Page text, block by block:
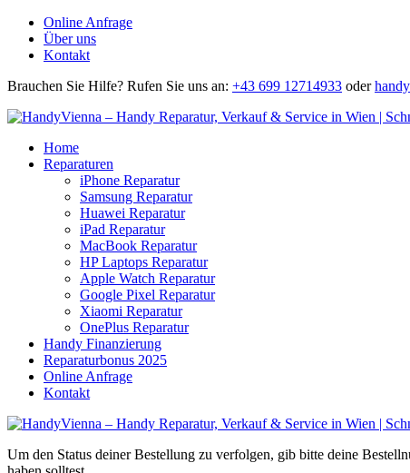
Online Anfrage
Über uns
Kontakt
Brauchen Sie Hilfe? Rufen Sie uns an: +43 699 12714933 oder
Home
Reparaturen
iPhone Reparatur
Samsung Reparatur
Huawei Reparatur
iPad Reparatur
MacBook Reparatur
HP Laptops Reparatur
Apple Watch Reparatur
Google Pixel Reparatur
Xiaomi Reparatur
OnePlus Reparatur
Handy Finanzierung
Reparaturbonus 2025
Online Anfrage
Kontakt
Um den Status deiner Bestellung zu verfolgen, gib bitte deine